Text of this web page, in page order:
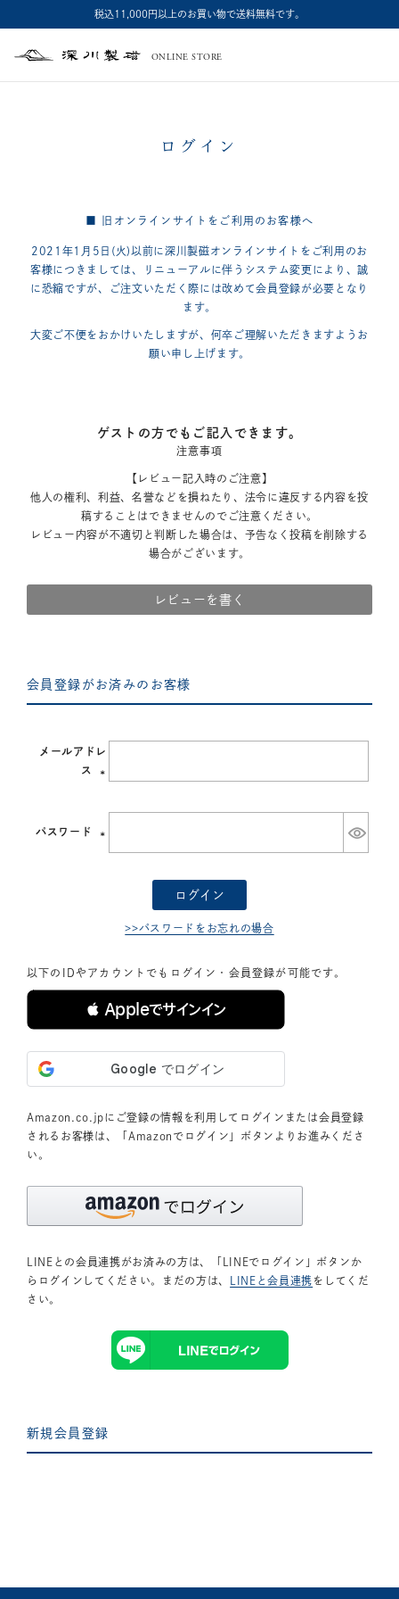
税込11,000円以上のお買い物で送料無料です。
深
製
ONLINE STORE
ログイン
■ 旧オンラインサイトをご利用のお客様へ
2021年1月5日(火)以前に深川製磁オンラインサイトをご利用のお
客様につきましては、
リニューアルに伴うシステム変更により、誠
に恐縮ですが、
ご注文いただく際には改めて会員登録が必要となり
ます。
大変ご不便をおかけいたしますが、何卒ご理解いただきますようお
願い申し上げます。
ゲストの方でもご記入できます。
注意事項
【レビュー記入時のご注意】
他人の権利、利益、名誉などを損ねたり、法令に違反する内容を投
稿することはできませんのでご注意ください。
レビュー内容が不適切と判断した場合は、予告なく投稿を削除する
場合がございます。
レビューを書く
会員登録がお済みのお客様
メールアドレ
ス
須)
パスワード
(必
ログイン
>>パスワードをお忘れの場合
以下のIDやアカウントでもログイン・会員登録が可能です。
 Appleでサインイン
Amazon.co.jpにご登録の情報を利用してログインまたは会員登録
されるお客様は、「Amazonでログイン」ボタンよりお進みくださ
い。
LINEとの会員連携がお済みの方は、「LINEでログイン」ボタンか
らログインしてください。まだの方は、
LINEと会員連携 をしてくだ
さい。
新規会員登録